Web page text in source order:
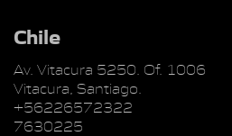
Chile
Av. Vitacura 5250. Of. 1006
Vitacura, Santiago.
+56226572322
7630225